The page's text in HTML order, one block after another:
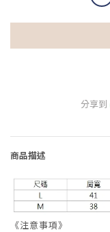
分享到
商品描述
《注意事項》